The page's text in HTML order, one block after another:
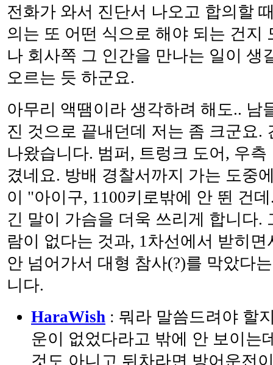
전화가 와서 진단서 나오고 합의할
의는 또 어떤 식으로 해야 되는 건지
나 회사쪽 그 인간을 만나는 일이 생
오르는 듯 하군요.
아무리 액땜이라 생각하려 해도.. 남
진 것으로 끝내던데 저는 좀 크군요.
나왔습니다. 범퍼, 트렁크 도어, 우
겼네요. 방배 경찰서까지 가는 도중
이 "아이구, 1100키로밖에 안 뛴 건
긴 말이 가슴을 더욱 쓰리게 합니다.
람이 없다는 것과, 1차선에서 받히
안 넘어가서 대형 참사(?)를 막았다
니다.
HaraWish : 뭐라 말씀드려야 할
운이 없었다라고 밖에 안 보이는
것도 아니고 뒤차라면 방어운전